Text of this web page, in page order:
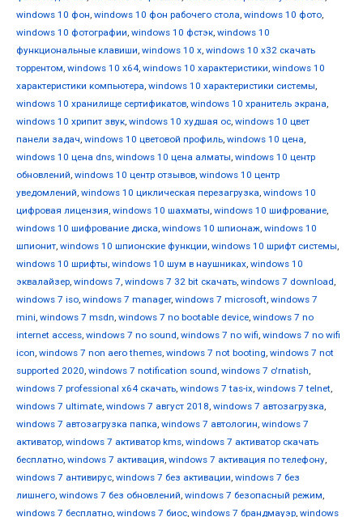
windows 10 фон, windows 10 фон рабочего стола, windows 10 фото,
windows 10 фотографии, windows 10 фстэк, windows 10
функциональные клавиши, windows 10 х, windows 10 х32 скачать
торрентом, windows 10 х64, windows 10 характеристики, windows 10
характеристики компьютера, windows 10 характеристики системы,
windows 10 хранилище сертификатов, windows 10 хранитель экрана,
windows 10 хрипит звук, windows 10 худшая ос, windows 10 цвет
панели задач, windows 10 цветовой профиль, windows 10 цена,
windows 10 цена dns, windows 10 цена алматы, windows 10 центр
обновлений, windows 10 центр отзывов, windows 10 центр
уведомлений, windows 10 циклическая перезагрузка, windows 10
цифровая лицензия, windows 10 шахматы, windows 10 шифрование,
windows 10 шифрование диска, windows 10 шпионаж, windows 10
шпионит, windows 10 шпионские функции, windows 10 шрифт системы,
windows 10 шрифты, windows 10 шум в наушниках, windows 10
эквалайзер, windows 7, windows 7 32 bit скачать, windows 7 download,
windows 7 iso, windows 7 manager, windows 7 microsoft, windows 7
mini, windows 7 msdn, windows 7 no bootable device, windows 7 no
internet access, windows 7 no sound, windows 7 no wifi, windows 7 no wifi
icon, windows 7 non aero themes, windows 7 not booting, windows 7 not
supported 2020, windows 7 notification sound, windows 7 o'rnatish,
windows 7 professional x64 скачать, windows 7 tas-ix, windows 7 telnet,
windows 7 ultimate, windows 7 август 2018, windows 7 автозагрузка,
windows 7 автозагрузка папка, windows 7 автологин, windows 7
активатор, windows 7 активатор kms, windows 7 активатор скачать
бесплатно, windows 7 активация, windows 7 активация по телефону,
windows 7 антивирус, windows 7 без активации, windows 7 без
лишнего, windows 7 без обновлений, windows 7 безопасный режим,
windows 7 бесплатно, windows 7 биос, windows 7 брандмауэр, windows